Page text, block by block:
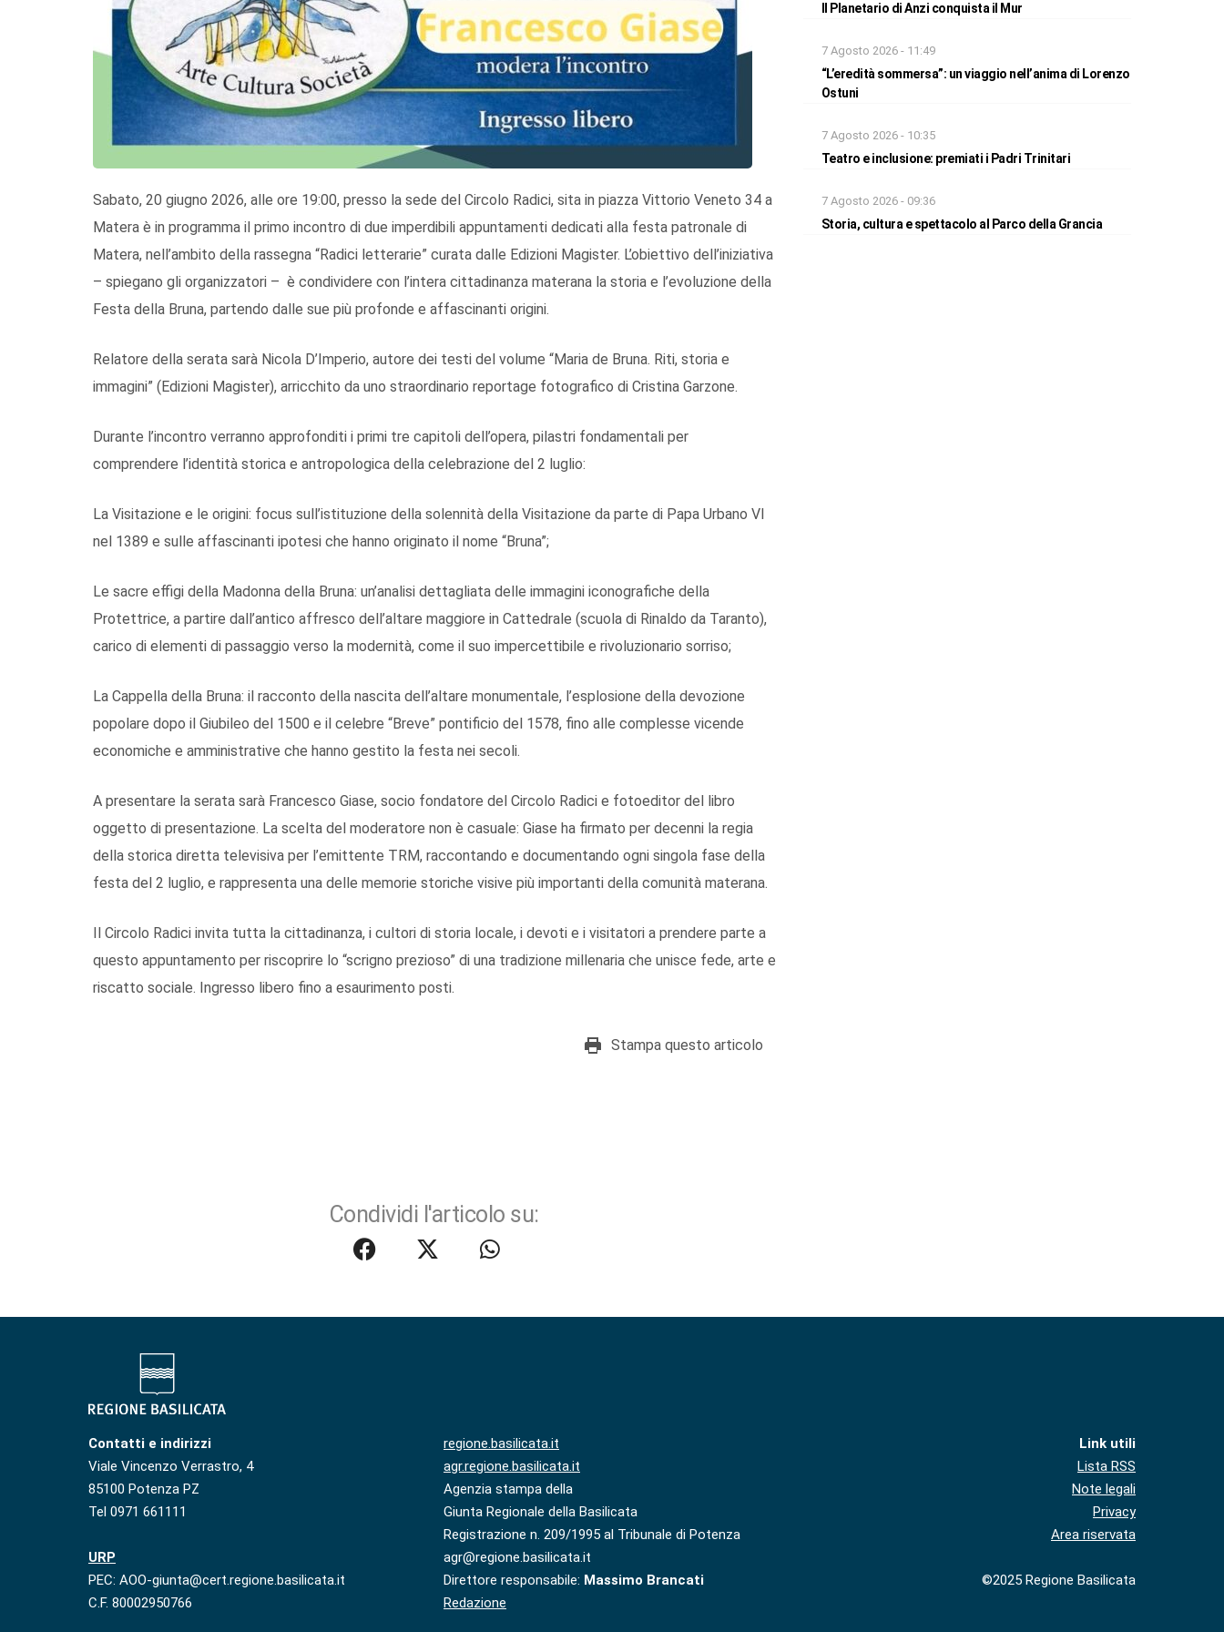
Sabato, 20 giugno 2026, alle ore 19:00, presso la sede del Circolo Radici, sita in piazza Vittorio Veneto 34 a
Matera è in programma il primo incontro di due imperdibili appuntamenti dedicati alla festa patronale di
Matera, nell’ambito della rassegna “Radici letterarie” curata dalle Edizioni Magister. L’obiettivo dell’iniziativa
– spiegano gli organizzatori – è condividere con l’intera cittadinanza materana la storia e l’evoluzione della
Festa della Bruna, partendo dalle sue più profonde e affascinanti origini.
Relatore della serata sarà Nicola D’Imperio, autore dei testi del volume “Maria de Bruna. Riti, storia e
immagini” (Edizioni Magister), arricchito da uno straordinario reportage fotografico di Cristina Garzone.
Durante l’incontro verranno approfonditi i primi tre capitoli dell’opera, pilastri fondamentali per
comprendere l’identità storica e antropologica della celebrazione del 2 luglio:
La Visitazione e le origini: focus sull’istituzione della solennità della Visitazione da parte di Papa Urbano VI
nel 1389 e sulle affascinanti ipotesi che hanno originato il nome “Bruna”;
Le sacre effigi della Madonna della Bruna: un’analisi dettagliata delle immagini iconografiche della
Protettrice, a partire dall’antico affresco dell’altare maggiore in Cattedrale (scuola di Rinaldo da Taranto),
carico di elementi di passaggio verso la modernità, come il suo impercettibile e rivoluzionario sorriso;
La Cappella della Bruna: il racconto della nascita dell’altare monumentale, l’esplosione della devozione
popolare dopo il Giubileo del 1500 e il celebre “Breve” pontificio del 1578, fino alle complesse vicende
economiche e amministrative che hanno gestito la festa nei secoli.
A presentare la serata sarà Francesco Giase, socio fondatore del Circolo Radici e fotoeditor del libro
oggetto di presentazione. La scelta del moderatore non è casuale: Giase ha firmato per decenni la regia
della storica diretta televisiva per l’emittente TRM, raccontando e documentando ogni singola fase della
festa del 2 luglio, e rappresenta una delle memorie storiche visive più importanti della comunità materana.
Il Circolo Radici invita tutta la cittadinanza, i cultori di storia locale, i devoti e i visitatori a prendere parte a
questo appuntamento per riscoprire lo “scrigno prezioso” di una tradizione millenaria che unisce fede, arte e
riscatto sociale. Ingresso libero fino a esaurimento posti.
Stampa questo articolo
Condividi l'articolo su:
Il Planetario di Anzi conquista il Mur
7 Agosto 2026 - 11:49
“L’eredità sommersa”: un viaggio nell’anima di Lorenzo
Ostuni
7 Agosto 2026 - 10:35
Teatro e inclusione: premiati i Padri Trinitari
7 Agosto 2026 - 09:36
Storia, cultura e spettacolo al Parco della Grancia
Contatti e indirizzi
Viale Vincenzo Verrastro, 4
85100 Potenza PZ
Tel 0971 661111
URP
PEC: AOO-giunta@cert.regione.basilicata.it
C.F. 80002950766
regione.basilicata.it
agr.regione.basilicata.it
Agenzia stampa della
Giunta Regionale della Basilicata
Registrazione n. 209/1995 al Tribunale di Potenza
agr@regione.basilicata.it
Direttore responsabile: Massimo Brancati
Redazione
Link utili
Lista RSS
Note legali
Privacy
Area riservata
©2025 Regione Basilicata